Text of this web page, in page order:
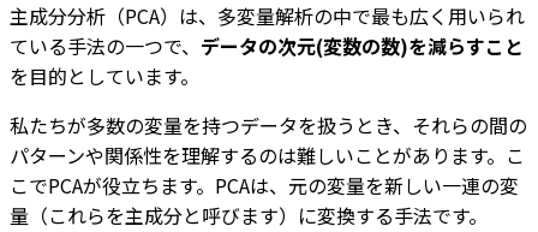
主成分分析（PCA）は、多変量解析の中で最も広く用いられ
ている手法の一つで、 データの次元(変数の数)を減らすこと
を目的としています。
私たちが多数の変量を持つデータを扱うとき、それらの間の
パターンや関係性を理解するのは難しいことがあります。こ
こでPCAが役立ちます。PCAは、元の変量を新しい一連の変
量（これらを主成分と呼びます）に変換する手法です。